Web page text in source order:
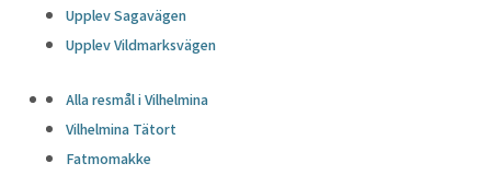
Upplev Sagavägen
Upplev Vildmarksvägen
Alla resmål i Vilhelmina
Vilhelmina Tätort
Fatmomakke